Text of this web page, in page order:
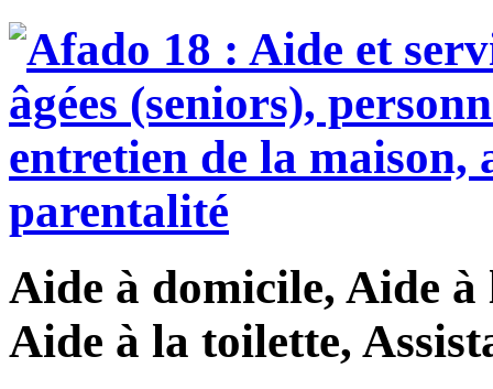
Aide à domicile, Aide
Aide à la toilette,